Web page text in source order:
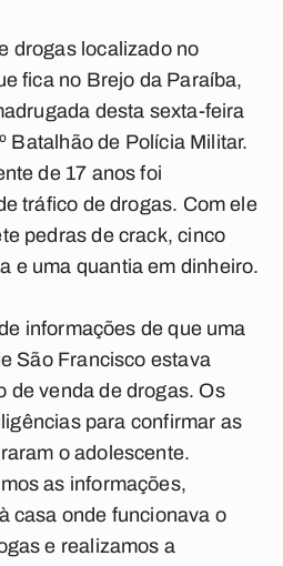
drogas localizado no
fica no Brejo da Paraíba,
desta sexta-feira
Batalhão de Polícia Militar.
de 17 anos foi
tráfico de drogas. Com ele
pedras de crack, cinco
e uma quantia em dinheiro.
informações de que uma
São Francisco estava
de venda de drogas. Os
para confirmar as
o adolescente.
as informações,
casa onde funcionava o
e realizamos a